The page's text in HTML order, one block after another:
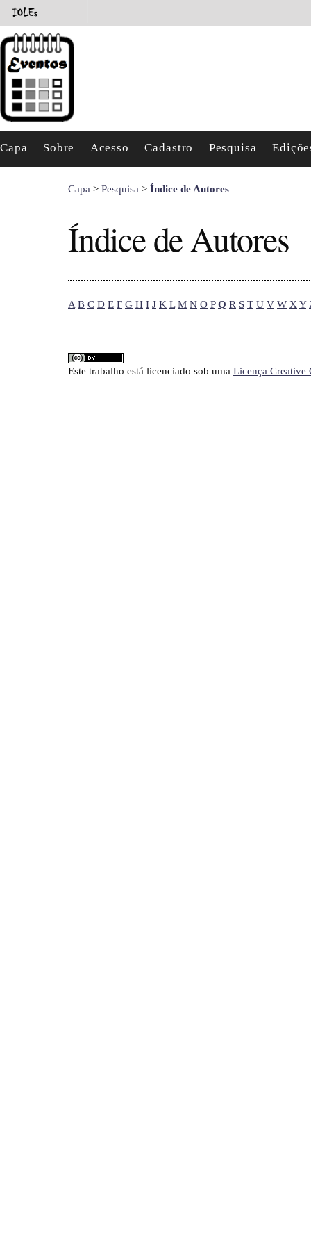
Capa Sobre Acesso Cadastro Pesquisa
Capa > Pesquisa > Índice de Autores
Índice de Autores
A B C D E F G H I J K L M N O P Q R S T U V W XY
Este trabalho está licenciado sob uma Licença